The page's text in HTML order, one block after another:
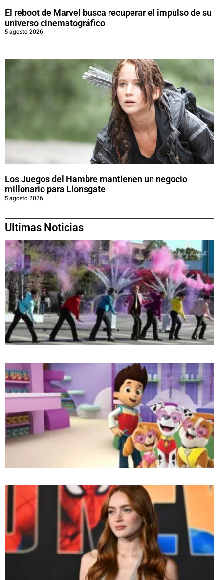
El reboot de Marvel busca recuperar el impulso de su
universo cinematográfico
5 agosto 2026
Los Juegos del Hambre mantienen un negocio
millonario para Lionsgate
5 agosto 2026
Ultimas Noticias